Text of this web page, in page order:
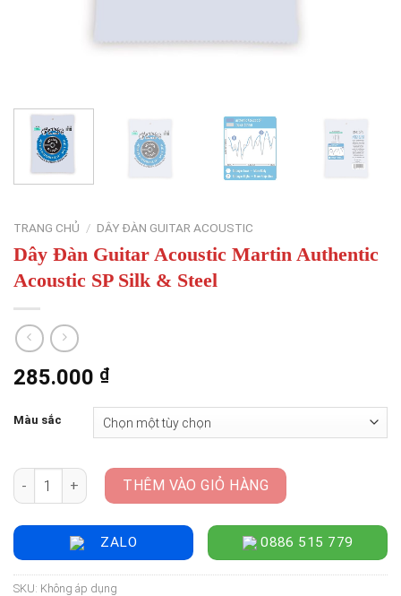
TRANG CHỦ / DÂY ĐÀN GUITAR ACOUSTIC
Dây Đàn Guitar Acoustic Martin Authentic
Acoustic SP Silk & Steel
285.000 ₫
Màu sắc
Dây Đàn Guitar Acoustic Martin Authentic Acoustic SP Silk
THÊM VÀO GIỎ HÀNG
ZALO 0886 515 779
SKU: Không áp dụng